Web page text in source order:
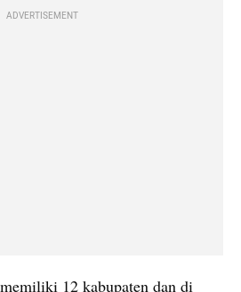
ADVERTISEMENT
12 kabupaten dan di